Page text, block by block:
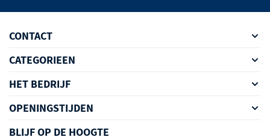
CONTACT
CATEGORIEEN
HET BEDRIJF
OPENINGSTIJDEN
BLIJF OP DE HOOGTE